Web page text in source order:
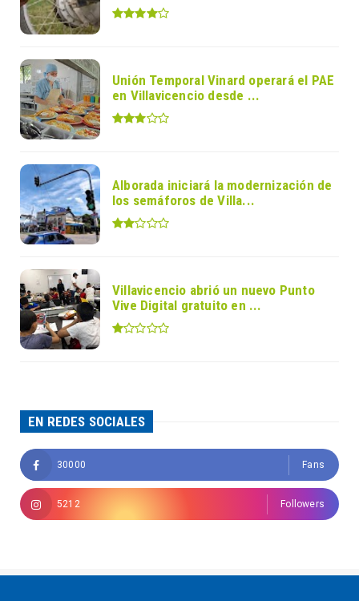
Unión Temporal Vinard operará el PAE
en Villavicencio desde ...
Alborada iniciará la modernización de
los semáforos de Villa...
Villavicencio abrió un nuevo Punto
Vive Digital gratuito en ...
EN REDES SOCIALES
30000 Fans
5212 Followers